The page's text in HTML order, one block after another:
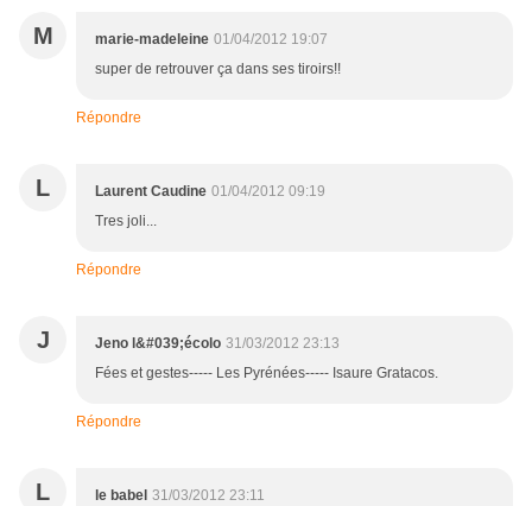
M marie-madeleine 01/04/2012 19:07
super de retrouver ça dans ses tiroirs!!
Répondre
L Laurent Caudine 01/04/2012 09:19
Tres joli...
Répondre
J Jeno l&#039;écolo 31/03/2012 23:13
Fées et gestes----- Les Pyrénées----- Isaure Gratacos.
Répondre
L le babel 31/03/2012 23:11